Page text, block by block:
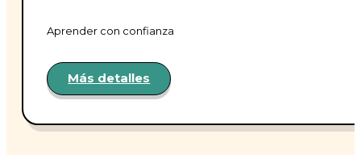
Aprender con confianza
Más detalles